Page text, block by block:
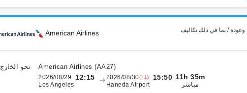
American Airlines
وعودة / بما في ذلك تكاليف
نحو الخارج American Airlines (AA27)
2026/08/29 12:15
Los Angeles
2026/08/30(+1) 15:50
Haneda Airport
11h 35m
مباشر